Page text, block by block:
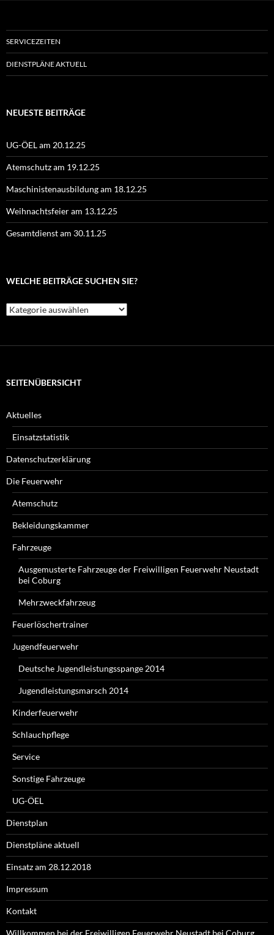
SERVICEZEITEN
DIENSTPLÄNE AKTUELL
NEUESTE BEITRÄGE
UG-ÖEL am 20.12.25
Atemschutz am 19.12.25
Maschinistenausbildung am 18.12.25
Weihnachtsfeier am 13.12.25
Gesamtdienst am 30.11.25
WELCHE BEITRÄGE SUCHEN SIE?
Welche
Beiträge
SEITENÜBERSICHT
Aktuelles
Einsatzstatistik
Datenschutzerklärung
Die Feuerwehr
Atemschutz
Bekleidungskammer
Fahrzeuge
Ausgemusterte Fahrzeuge der Freiwilligen Feuerwehr Neustadt
bei Coburg
Mehrzweckfahrzeug
Feuerlöschertrainer
Jugendfeuerwehr
Deutsche Jugendleistungsspange 2014
Jugendleistungsmarsch 2014
Kinderfeuerwehr
Schlauchpflege
Service
Sonstige Fahrzeuge
UG-ÖEL
Dienstplan
Dienstpläne aktuell
Einsatz am 28.12.2018
Impressum
Kontakt